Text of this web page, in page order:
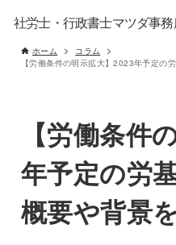
社労士・行政書士マツダ事
ホーム
コラム
【労働条件の明示拡大】2023年予定の
【労働条件
年予定の労
概要や背景